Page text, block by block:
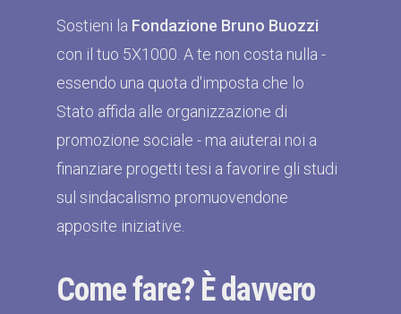
Sostieni la Fondazione Bruno Buozzi
con il tuo 5X1000. A te non costa nulla -
essendo una quota d'imposta che lo
Stato affida alle organizzazione di
promozione sociale - ma aiuterai noi a
finanziare progetti tesi a favorire gli studi
sul sindacalismo promuovendone
apposite iniziative.
Come fare? È davvero